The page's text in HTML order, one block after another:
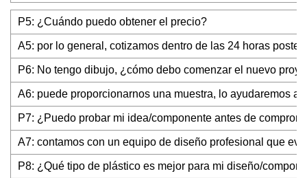
P5: ¿Cuándo puedo obtener el precio?
A5: por lo general, cotizamos dentro de las 24 horas
P6: No tengo dibujo, ¿cómo debo comenzar el nuevo
A6: puede proporcionarnos una muestra, lo ayudaremos a
P7: ¿Puedo probar mi idea/componente antes de
A7: contamos con un equipo de diseño profesional que
P8: ¿Qué tipo de plástico es mejor para mi diseño/